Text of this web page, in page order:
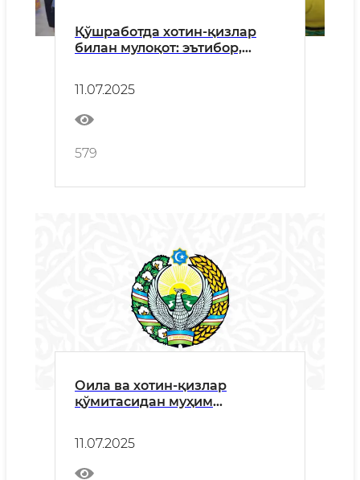
Қўшработда хотин-қизлар
билан мулоқот: эътибор,
муҳокамада
11.07.2025
579
Оила ва хотин-қизлар
қўмитасидан муҳим
фаолликкача” – “Аёллар
дафтари”га 5 йил
11.07.2025